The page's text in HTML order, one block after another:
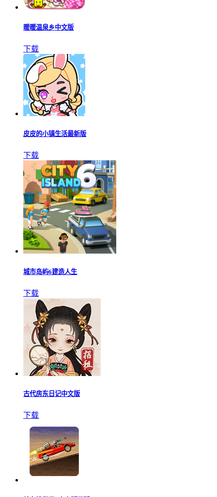
暖暖温泉乡中文版
下载
皮皮的小镇生活最新版
下载
城市岛屿6建造人生
下载
古代房东日记中文版
下载